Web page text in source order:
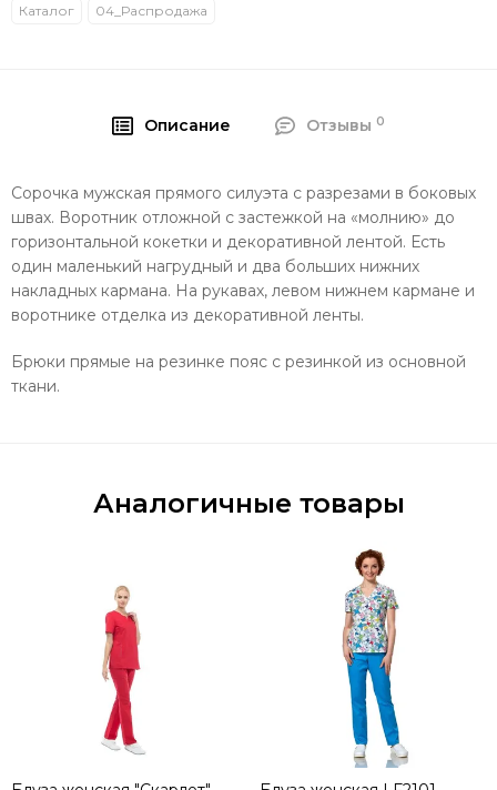
Каталог 04_Распродажа
Описание Отзывы 0
Сорочка мужская прямого силуэта с разрезами в боковых
швах. Воротник отложной с застежкой на «молнию» до
горизонтальной кокетки и декоративной лентой. Есть
один маленький нагрудный и два больших нижних
накладных кармана. На рукавах, левом нижнем кармане и
воротнике отделка из декоративной ленты.
Брюки прямые на резинке пояс с резинкой из основной
ткани.
Аналогичные товары